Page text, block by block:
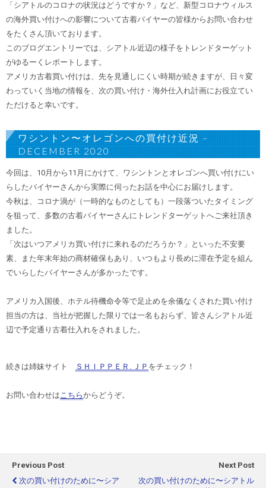
「シアトルのコロナの状況はどうですか？」 など、新型コロナウィルス
の海外買い付けへの影響について古着バイヤーの皆様からお問い合わせ
をたくさん頂いております。
このブログエントリーでは、シアトル近辺の様子をトレンドターゲット
がゆるーくレポートします。
アメリカ古着買い付けは、先を見通しにくい時期が続きますが、
日々変
わっていく当地の情報を、 次の買い付け・海外仕入れ計画にお役立てい
ただけると幸いです。
ワシントン〜オレゴンへの買付け近況 –
DECEMBER 2020
今回は、10月から11月にかけて、ワシントンとオレゴンへ買い付けにい
らしたバイヤーさんから実際に伺ったお話を中心にお届けします。
今秋は、コロナ渦が（一時的なものとしても）一段落ついたタイミング
を狙って、多数の古着バイヤーさんにトレンドターゲットへご来社頂き
ました。
「次はいつアメリカ買い付けに来れるのだろうか？」といった不安要
素、また年末年始の商材確保もあり、いつもより長めに滞在予定を組ん
でいらしたバイヤーさんが多かったです。
アメリカ入国後、ホテル待機命令等で足止めを余儀なくされた買い付け
担当の方は、当社が把握した限りでは一名もおらず、皆さんシアトル近
辺で予定通り古着仕入れをされました。
続きは姉妹サイト ＳＨＩＰＰＥＲ. ＪＰ をチェック！
お問い合わせは こちらからどうぞ。
Previous Post
次の買い付けのために〜シア
Next Post
次の買い付けのために〜シアトル